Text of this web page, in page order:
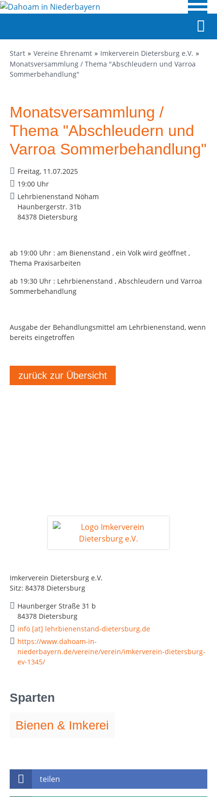
Start Vereine Ehrenamt
Imkerverein Dietersburg e.V.
Monatsversammlung / Thema "Abschleudern und Varroa
Sommerbehandlung"
Imkerverein Dietersburg e.V.
Sitz: 84378 Dietersburg
Haunberger Straße 31 b
84378 Dietersburg
info [at] lehrbienenstand-dietersburg.de
https://www.dahoam-in-
niederbayern.de/vereine/verein/imkerverein-dietersburg-
ev-1345/
Sparten
Bienen & Imkerei
Monatsversammlung /
Thema "Abschleudern und
Varroa Sommerbehandlung"
Freitag, 11.07.2025
19:00 Uhr
Lehrbienenstand Nöham
Haunbergerstr. 31b
84378 Dietersburg
ab 19:00 Uhr : am Bienenstand , ein Volk wird geöffnet ,
Thema Praxisarbeiten
ab 19:30 Uhr : Lehrbienenstand , Abschleudern und Varroa
Sommerbehandlung
Ausgabe der Behandlungsmittel am Lehrbienenstand, wenn
bereits eingetroffen
zurück zur Übersicht
teilen